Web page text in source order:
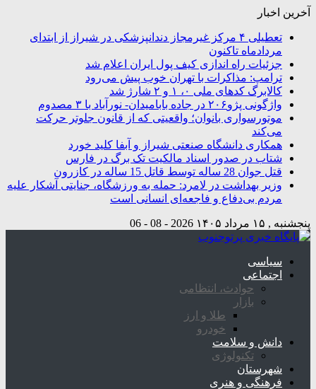
آخرین اخبار
تعطیلی ۴ مرکز غیرمجاز دندانپزشکی در شیراز از ابتدای
مردادماه تاکنون
جزئیات راه اندازی کیف پول ایران اعلام شد
ترامپ: مذاکرات با تهران خوب پیش می‌رود
کالابرگ کدهای ملی ۰، ۱ و ۲ شارژ شد
واژگونی پژو۲۰۶ در جاده بابامیدان- نورآباد با ۳ مصدوم
موتورسواری بانوان؛ واقعیتی که از قانون جلوتر حرکت
می‌کند
همکاری دانشگاه صنعتی شیراز و آبفا کلید خورد
شتاب در صدور اسناد مالکیت تک برگ در فارس
قتل جوان 28 ساله توسط قاتل 15 ساله در کازرون
وزیر بهداشت در لامرد: حمله به ورزشگاه، جنایتی آشکار علیه
مردم بی‌دفاع و فاجعه‌ای انسانی است
پنجشنبه , ۱۵ مرداد ۱۴۰۵ 2026 - 08 - 06
سیاسی
اجتماعی
حوادث، انتظامی
بازار
طلا و ارز
خودرو
دانش و سلامت
تکنولوژی
شهرستان
فرهنگی و هنری